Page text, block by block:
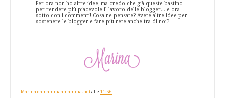
Per ora non ho altre idee, ma credo che già queste bastino
per rendere più piacevole il lavoro delle blogger... e ora
sotto con i commenti! Cosa ne pensate? Avete altre idee per
sostenere le blogger e fare più rete anche tra di noi?
Marina damammaamamma.net alle 11:56